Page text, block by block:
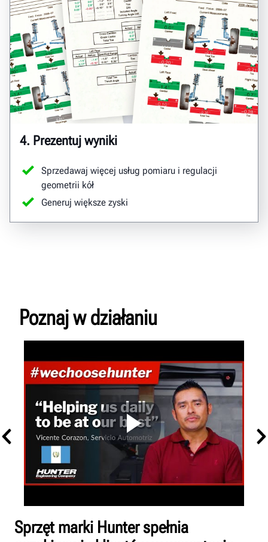
4. Prezentuj wyniki
Sprzedawaj więcej usług pomiaru i regulacji
geometrii kół
Generuj większe zyski
Poznaj w działaniu
Sprzęt marki Hunter spełnia